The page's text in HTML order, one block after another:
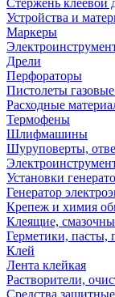
Стержень клеевой
Устройства и
Маркеры
Дрели
Перфораторы
Пистолеты
Расходные
Термофены
Шлифмашины
Шуруповерты,
Установки
Генератор
Крепеж и химия
Клеящие,
Герметики, пасты,
Клей
Лента клейкая
Растворители,
Средства защитные